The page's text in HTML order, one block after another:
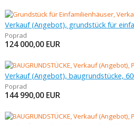
Verkauf (Angebot), grundstück für
Poprad
124 000,00 EUR
Verkauf (Angebot), baugrundstücke,
Poprad
144 990,00 EUR